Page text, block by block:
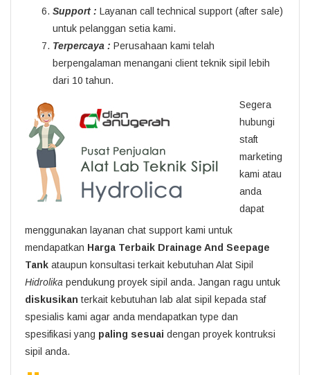
Support : Layanan call technical support (after sale)
untuk pelanggan setia kami.
Terpercaya : Perusahaan kami telah
berpengalaman menangani client teknik sipil lebih
dari 10 tahun.
Segera
hubungi
staft
marketing
kami atau
anda
dapat
menggunakan layanan chat support kami untuk
mendapatkan Harga Terbaik Drainage And Seepage
Tank ataupun konsultasi terkait kebutuhan Alat Sipil
Hidrolika pendukung proyek sipil anda. Jangan ragu untuk
diskusikan terkait kebutuhan lab alat sipil kepada staf
spesialis kami agar anda mendapatkan type dan
spesifikasi yang paling sesuai dengan proyek kontruksi
sipil anda.